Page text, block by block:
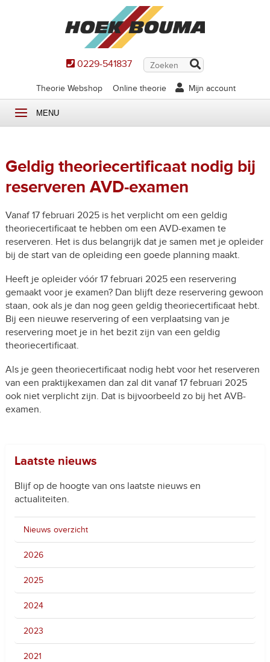
0229-541837
Theorie Webshop Online theorie Mijn account
MENU
Geldig theoriecertificaat nodig bij
reserveren AVD-examen
Vanaf 17 februari 2025 is het verplicht om een geldig
theoriecertificaat te hebben om een AVD-examen te
reserveren. Het is dus belangrijk dat je samen met je opleider
bij de start van de opleiding een goede planning maakt.
Heeft je opleider vóór 17 februari 2025 een reservering
gemaakt voor je examen? Dan blijft deze reservering gewoon
staan, ook als je dan nog geen geldig theoriecertificaat hebt.
Bij een nieuwe reservering of een verplaatsing van je
reservering moet je in het bezit zijn van een geldig
theoriecertificaat.
Als je geen theoriecertificaat nodig hebt voor het reserveren
van een praktijkexamen dan zal dit vanaf 17 februari 2025
ook niet verplicht zijn. Dat is bijvoorbeeld zo bij het AVB-
examen.
Laatste nieuws
Blijf op de hoogte van ons laatste nieuws en
actualiteiten.
Nieuws overzicht
2026
2025
2024
2023
2021